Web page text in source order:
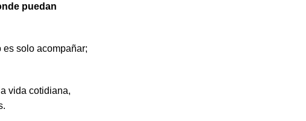
puedan
solo acompañar;
vida cotidiana,